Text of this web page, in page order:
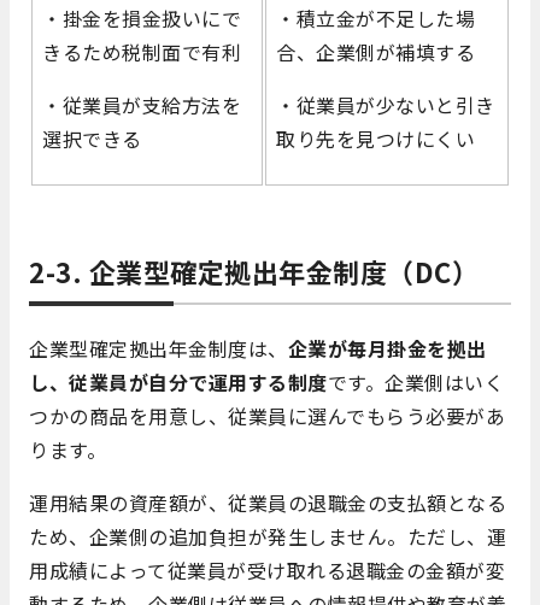
・掛金を損金扱いにで
きるため税制面で有利
・従業員が支給方法を
選択できる
・積立金が不足した場
合、企業側が補填する
・従業員が少ないと引き
取り先を見つけにくい
2-3. 企業型確定拠出年金制度（DC）
企業型確定拠出年金制度は、 企業が毎月掛金を拠出
し、従業員が自分で運用する制度です。企業側はいく
つかの商品を用意し、従業員に選んでもらう必要があ
ります。
運用結果の資産額が、従業員の退職金の支払額となる
ため、企業側の追加負担が発生しません。ただし、運
用成績によって従業員が受け取れる退職金の金額が変